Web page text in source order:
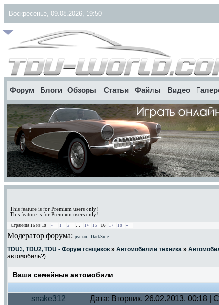
Воскресенье, 09.08.2026, 19:50
Форум Блоги Обзоры Статьи Файлы Видео
This feature is for Premium users only!
This feature is for Premium users only!
Страница 16 из 18 « 1 2 … 14 15 16 17 18 »
Модератор форума: psman, DarkSide
TDU3, TDU2, TDU - Форум гонщиков » Автомобили и техника »
автомобиль?)
Ваши семейные автомобили
snake312 Дата: Вторник, 26.02.2013, 00:18 |